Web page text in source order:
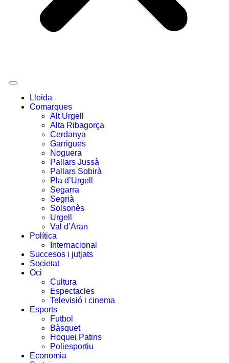
Lleida
Comarques
Alt Urgell
Alta Ribagorça
Cerdanya
Garrigues
Noguera
Pallars Jussà
Pallars Sobirà
Pla d’Urgell
Segarra
Segrià
Solsonès
Urgell
Val d’Aran
Política
Internacional
Succesos i jutjats
Societat
Oci
Cultura
Espectacles
Televisió i cinema
Esports
Futbol
Bàsquet
Hoquei Patins
Poliesportiu
Economia